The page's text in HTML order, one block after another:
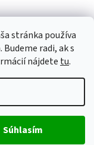
stránka používa
radi, ak s
nájdete tu.
Súhlasím